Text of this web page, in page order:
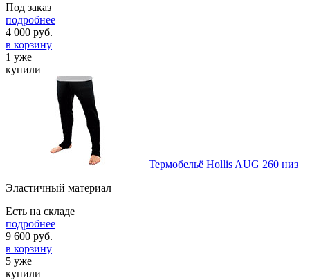
Под заказ
подробнее
4 000 руб.
в корзину
1 уже
купили
Термобельё Hollis AUG 260 низ
Эластичный материал
Есть на складе
подробнее
9 600 руб.
в корзину
5 уже
купили